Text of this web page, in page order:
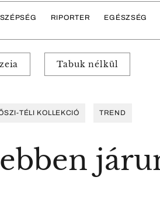
SZÉPSÉG RIPORTER EGÉSZSÉG
Tabuk nélkül
TÉLI KOLLEKCIÓ TREND